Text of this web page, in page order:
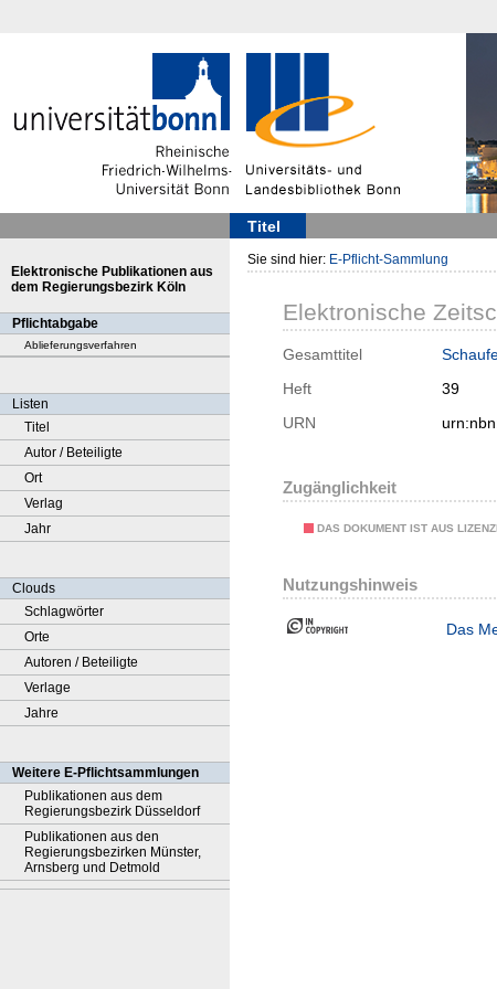
Titel
Elektronische Publikationen aus
dem Regierungsbezirk Köln
Pflichtabgabe
Ablieferungsverfahren
Listen
Titel
Autor / Beteiligte
Ort
Verlag
Jahr
Clouds
Schlagwörter
Orte
Autoren / Beteiligte
Verlage
Jahre
Weitere E-Pflichtsammlungen
Publikationen aus dem
Regierungsbezirk Düsseldorf
Publikationen aus den
Regierungsbezirken Münster,
Arnsberg und Detmold
Sie sind hier: E-Pflicht-Sammlung
Elektronische
Gesamttitel
Heft
39
URN
Zugänglichkeit
DAS DOKUMENT IST AUS
Nutzungshinweis
Das